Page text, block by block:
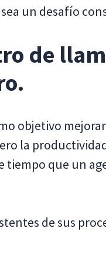
un desafío
de
objetivo
la
tiempo que un
de sus